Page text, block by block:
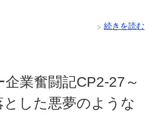
続きを読む
業奮闘記CP2-27～
とした悪夢のような